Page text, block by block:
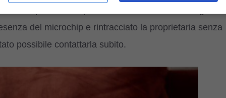
aeroportuale ha poi avvistato l’animale e indagato di
del microchip e rintracciato la proprietaria senza
possibile contattarla subito.